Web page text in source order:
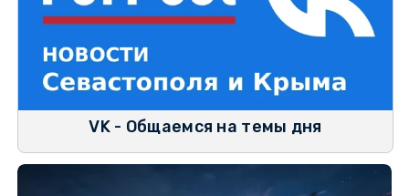
VK - Общаемся на темы дня